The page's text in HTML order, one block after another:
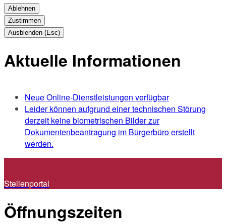
Ablehnen
Zustimmen
Ausblenden (Esc)
Aktuelle Informationen
Neue Online-Dienstleistungen verfügbar
Leider können aufgrund einer technischen Störung
derzeit keine biometrischen Bilder zur
Dokumentenbeantragung im Bürgerbüro erstellt
werden.
Stellenportal
Öffnungszeiten